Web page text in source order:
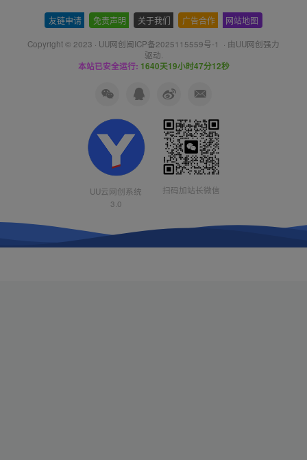
友链申请 免责声明 关于我们 广告合作 网站地图
Copyright © 2023 · UU网创闽ICP备2025115559号-1 · 由UU网创强力
驱动.
本站已安全运行: 1640天19小时47分12秒
UU云网创系统
3.0
扫码加站长微信